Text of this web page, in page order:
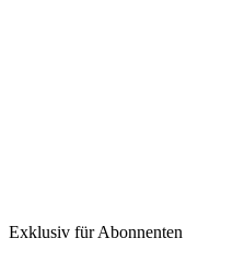
Exklusiv für Abonnenten